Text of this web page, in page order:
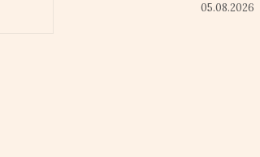
05.08.2026